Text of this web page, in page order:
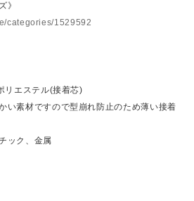
》
categories/1529592
リエステル(接着芯)
い素材ですので型崩れ防止のため薄い接着
ック、金属